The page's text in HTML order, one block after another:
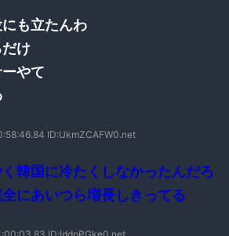
も立たんわ
け
やて
ID:UkmZCAFW0.net
韓国に冷たくしなかったんだろ
にあいつら増長しきってる
ID:lddpPGke0.net